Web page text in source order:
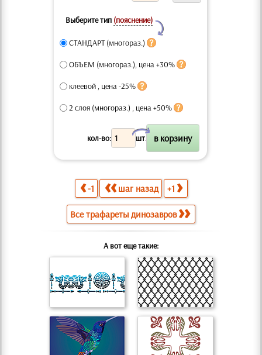
Выберите тип (пояснение)
Y
СТАНДАРТ (многораз.)
ОБЪЕМ (многораз.), цена +30%
клеевой , цена -25%
2 слоя (многораз.) , цена +50%
кол-во: шт.
X
-1 шаг назад +1
Все трафареты динозавров
А вот еще такие: